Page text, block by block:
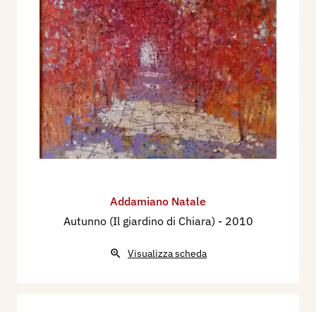
Addamiano Natale
Autunno (Il giardino di Chiara) - 2010
Visualizza scheda